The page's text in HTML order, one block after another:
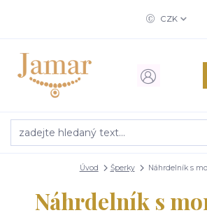
CZK
Úvod Šperky Náhrdelník s
Náhrdelník s